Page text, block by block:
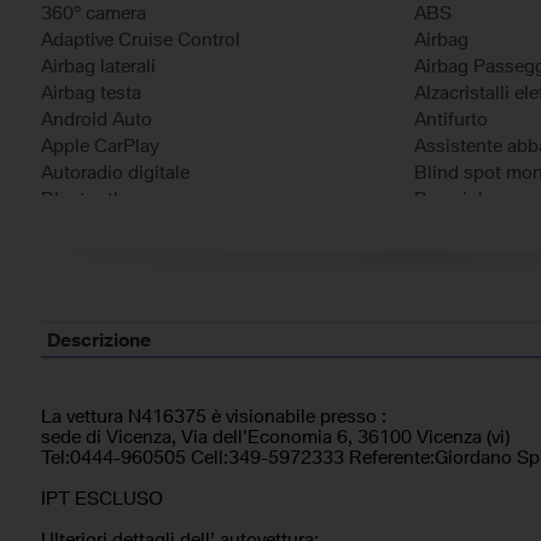
360° camera
ABS
Adaptive Cruise Control
Airbag
Airbag laterali
Airbag
Airbag testa
Alzacristalli
Android Auto
Antifurto
Apple CarPlay
Assistente
Autoradio digitale
Blind spot
Bluetooth
Bracciolo
Controllo vocale
ESP
Fari full-LED
Head-up display
Leve al volante
Luce
Monitoraggio pressione pneumatici
Pacchetto
Park Distance Control
Descrizione
La vettura N416375 è visionabile presso :
sede di Vicenza, Via dell'Economia 6, 36100 Vicenza (vi)
Tel:0444-960505 Cell:349-5972333 Referente:Giordano
IPT ESCLUSO